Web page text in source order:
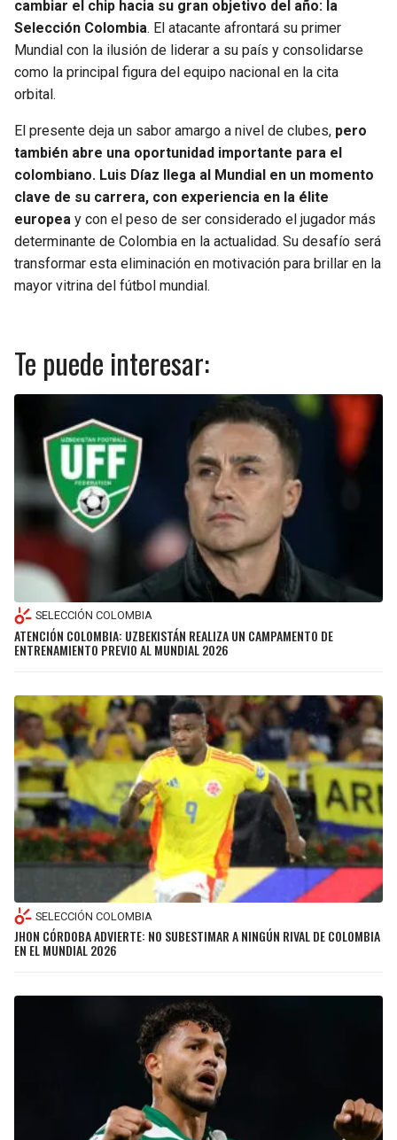
cambiar el chip hacia su gran objetivo del año: la
Selección Colombia. El atacante afrontará su primer
Mundial con la ilusión de liderar a su país y consolidarse
como la principal figura del equipo nacional en la cita
orbital.
El presente deja un sabor amargo a nivel de clubes, pero
también abre una oportunidad importante para el
colombiano. Luis Díaz llega al Mundial en un momento
clave de su carrera, con experiencia en la élite
europea y con el peso de ser considerado el jugador más
determinante de Colombia en la actualidad. Su desafío será
transformar esta eliminación en motivación para brillar en la
mayor vitrina del fútbol mundial.
Te puede interesar:
SELECCIÓN COLOMBIA
ATENCIÓN COLOMBIA: UZBEKISTÁN REALIZA UN CAMPAMENTO DE
ENTRENAMIENTO PREVIO AL MUNDIAL 2026
SELECCIÓN COLOMBIA
JHON CÓRDOBA ADVIERTE: NO SUBESTIMAR A NINGÚN RIVAL DE COLOMBIA
EN EL MUNDIAL 2026